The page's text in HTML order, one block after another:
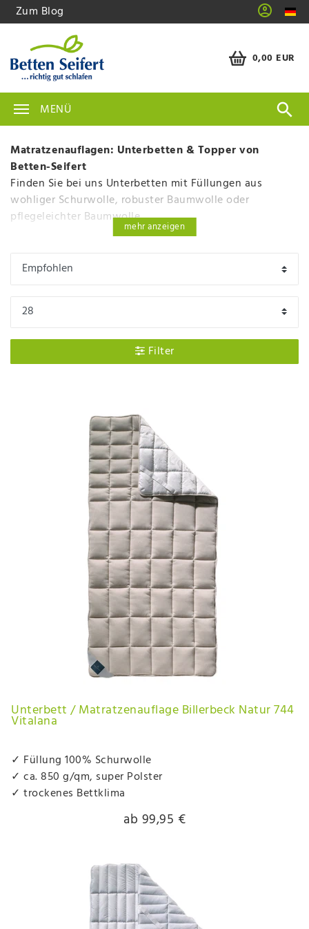
Zum Blog
0,00 EUR
MENÜ
Matratzenauflagen: Unterbetten & Topper von
Betten-Seifert
Finden Sie bei uns Unterbetten mit Füllungen aus
wohliger Schurwolle, robuster Baumwolle oder
pflegeleichter Baumwolle.
mehr anzeigen
Filter
Unterbett / Matratzenauflage Billerbeck Natur 744
Vitalana
✓ Füllung 100% Schurwolle
✓ ca. 850 g/qm, super Polster
✓ trockenes Bettklima
ab 99,95 €